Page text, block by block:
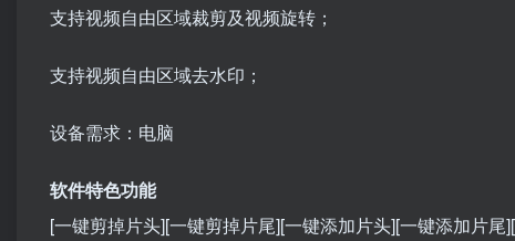
支持视频自由区域裁剪及视频旋转；
支持视频自由区域去水印；
设备需求：电脑
软件特色功能
[一键剪掉片头][一键剪掉片尾][一键添加片头][一键添加片